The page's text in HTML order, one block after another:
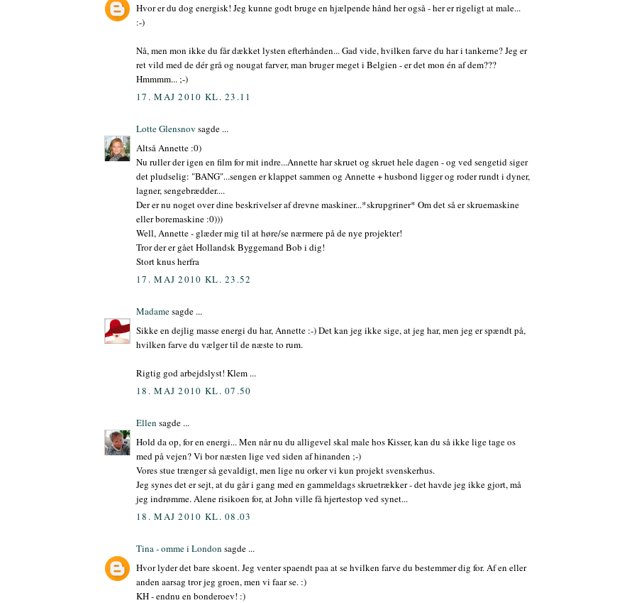
Hvor er du dog energisk! Jeg kunne godt bruge en hjælpende hånd her også - her er rigeligt at male...
:-)
Nå, men mon ikke du får dækket lysten efterhånden... Gad vide, hvilken farve du har i tankerne? Jeg er
ret vild med de dér grå og nougat farver, man bruger meget i Belgien - er det mon én af dem???
Hmmmm... ;-)
17. MAJ 2010 KL. 23.11
Lotte Glensnov sagde ...
Altså Annette :0)
Nu ruller der igen en film for mit indre...Annette har skruet og skruet hele dagen - og ved sengetid siger
det pludselig: "BANG"...sengen er klappet sammen og Annette + husbond ligger og roder rundt i dyner,
lagner, sengebrædder....
Der er nu noget over dine beskrivelser af drevne maskiner...*skrupgriner* Om det så er skruemaskine
eller boremaskine :0)))
Well, Annette - glæder mig til at høre/se nærmere på de nye projekter!
Tror der er gået Hollandsk Byggemand Bob i dig!
Stort knus herfra
17. MAJ 2010 KL. 23.52
Madamesagde ...
Sikke en dejlig masse energi du har, Annette :-) Det kan jeg ikke sige, at jeg har, men jeg er spændt på,
hvilken farve du vælger til de næste to rum.
Rigtig god arbejdslyst! Klem ...
18. MAJ 2010 KL. 07.50
Ellen sagde ...
Hold da op, for en energi... Men når nu du alligevel skal male hos Kisser, kan du så ikke lige tage os
med på vejen? Vi bor næsten lige ved siden af hinanden ;-)
Vores stue trænger så gevaldigt, men lige nu orker vi kun projekt svenskerhus.
Jeg synes det er sejt, at du går i gang med en gammeldags skruetrækker - det havde jeg ikke gjort, må
jeg indrømme. Alene risikoen for, at John ville få hjertestop ved synet...
18. MAJ 2010 KL. 08.03
Tina - omme i London sagde ...
Hvor lyder det bare skoent. Jeg venter spaendt paa at se hvilken farve du bestemmer dig for. Af en eller
anden aarsag tror jeg groen, men vi faar se. :)
KH - endnu en bonderoev! :)